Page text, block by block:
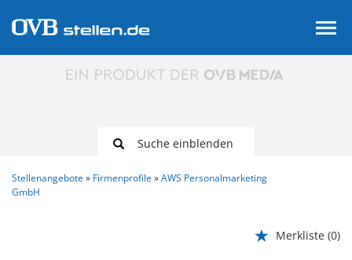
Suche einblenden
Stellenangebote Firmenprofile
AWS Personalmarketing
GmbH
Merkliste (0)